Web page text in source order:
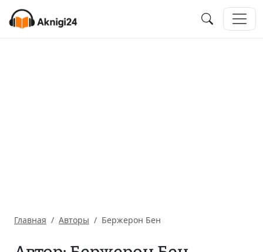
Главная Авторы Бержерон Бен